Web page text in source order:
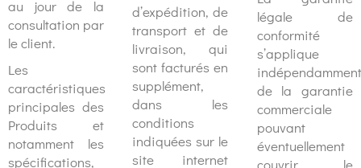
au jour de la
consultation par
le client.
Les
caractéristiques
principales des
Produits et
notamment les
spécifications,
d’expédition, de
transport et de
livraison, qui
sont facturés en
supplément,
dans les
conditions
indiquées sur le
site internet
légale de
conformité
s’applique
indépendamment
de la garantie
commerciale
pouvant
éventuellement